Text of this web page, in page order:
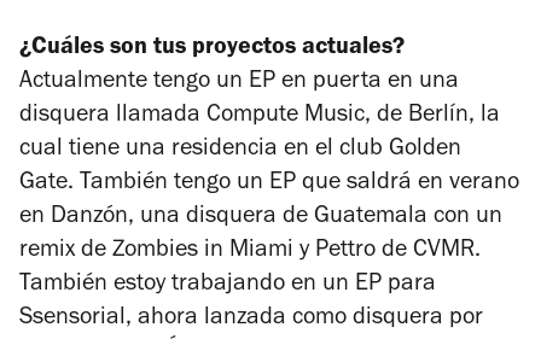
¿Cuáles son tus proyectos actuales?
Actualmente tengo un EP en puerta en una
disquera llamada Compute Music, de Berlín, la
cual tiene una residencia en el club Golden
Gate. También tengo un EP que saldrá en verano
en Danzón, una disquera de Guatemala con un
remix de Zombies in Miami y Pettro de CVMR.
También estoy trabajando en un EP para
Ssensorial, ahora lanzada como disquera por